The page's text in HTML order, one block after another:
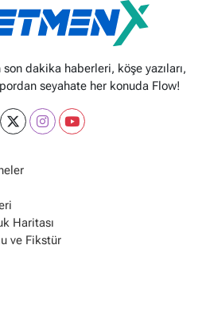
dakika haberleri, köşe yazıları,
seyahate her konuda Flow!
Haritası
ve Fikstür